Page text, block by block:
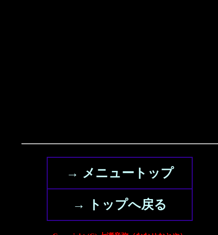
→ メニュートップ
→ トップへ戻る